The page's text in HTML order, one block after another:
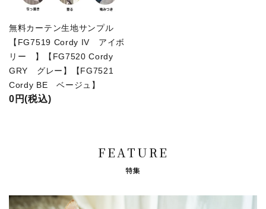
無料カーテン生地サンプル
【FG7519 Cordy IV アイボ
リー 】【FG7520 Cordy
GRY グレー】【FG7521
Cordy BE ベージュ】
0円(税込)
FEATURE
特集